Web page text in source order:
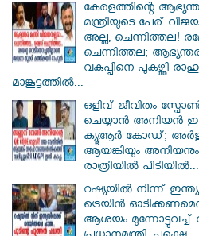
കേരളത്തിന്റെ
മന്ത്രിയുടെ പേര്
അല്ല, ചെന്നിത്തല!
ചെന്നിത്തല;
വകുപ്പിനെ പുകഴ്ത്തി
മാങ്കൂട്ടത്തിൽ...
ഒളിവ് ജീവിതം
ചെയ്യാൻ അനിയൻ
ക്യൂആർ കോഡ്;
ആയങ്കിയും അനിയനും
രാത്രിയിൽ പിടിയിൽ...
റഷ്യയിൽ നിന്ന്
ട്രെയിൻ
ആശയം മുന്നോട്ടുവച്ച്